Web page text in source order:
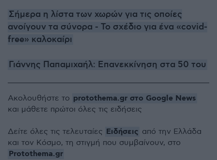
Σήμερα η λίστα των χωρών για τις οποίες
ανοίγουν τα σύνορα - Το σχέδιο για ένα «covid-
free» καλοκαίρι
Γιάννης Παπαμιχαήλ: Επανεκκίνηση στα 50 του
Ακολουθήστε το protothema.gr στο Google News
και μάθετε πρώτοι όλες τις ειδήσεις
Δείτε όλες τις τελευταίες Ειδήσεις από την Ελλάδα
και τον Κόσμο, τη στιγμή που συμβαίνουν, στο
Protothema.gr